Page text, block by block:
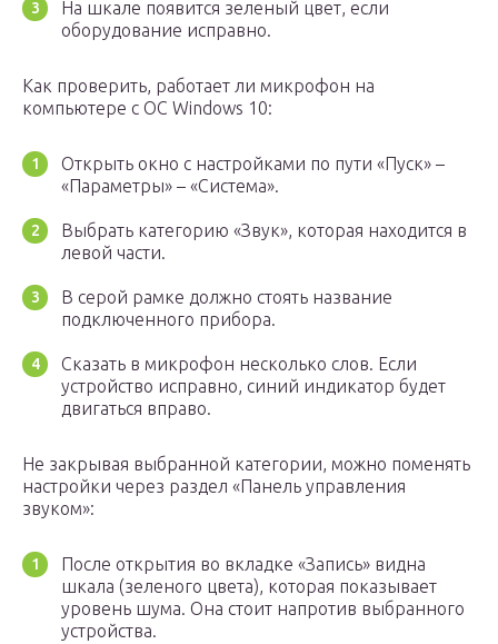
На шкале появится зеленый цвет, если
оборудование исправно.
Как проверить, работает ли микрофон на
компьютере c ОС Windows 10:
Открыть окно с настройками по пути «Пуск» –
«Параметры» – «Система».
Выбрать категорию «Звук», которая находится в
левой части.
В серой рамке должно стоять название
подключенного прибора.
Сказать в микрофон несколько слов. Если
устройство исправно, синий индикатор будет
двигаться вправо.
Не закрывая выбранной категории, можно поменять
настройки через раздел «Панель управления
звуком»:
После открытия во вкладке «Запись» видна
шкала (зеленого цвета), которая показывает
уровень шума. Она стоит напротив выбранного
устройства.